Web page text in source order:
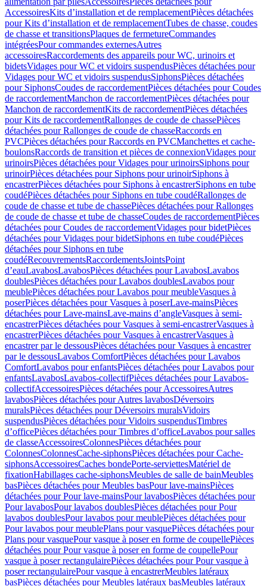
AccessoiresKits d’installation et de remplacementPièces détachées
pour Kits d’installation et de remplacementTubes de chasse, coudes
de chasse et transitionsPlaques de fermetureCommandes
intégréesPour commandes externesAutres
accessoiresRaccordements des appareils pour WC, urinoirs et
bidetsVidages pour WC et vidoirs suspendusPièces détachées pour
Vidages pour WC et vidoirs suspendusSiphonsPièces détachées
pour SiphonsCoudes de raccordementPièces détachées pour Coudes
de raccordementManchon de raccordementPièces détachées pour
Manchon de raccordementKits de raccordementPièces détachées
pour Kits de raccordementRallonges de coude de chassePièces
détachées pour Rallonges de coude de chasseRaccords en
PVCPièces détachées pour Raccords en PVCManchettes et cache-
boulonsRaccords de transition et pièces de connexionVidages pour
urinoirsPièces détachées pour Vidages pour urinoirsSiphons pour
urinoirPièces détachées pour Siphons pour urinoirSiphons à
encastrerPièces détachées pour Siphons à encastrerSiphons en tube
coudéPièces détachées pour Siphons en tube coudéRallonges de
coude de chasse et tube de chassePièces détachées pour Rallonges
de coude de chasse et tube de chasseCoudes de raccordementPièces
détachées pour Coudes de raccordementVidages pour bidetPièces
détachées pour Vidages pour bidetSiphons en tube coudéPièces
détachées pour Siphons en tube
coudéRecouvrementsRaccordementsJointsPoint
d’eauLavabosLavabosPièces détachées pour LavabosLavabos
doublesPièces détachées pour Lavabos doublesLavabos pour
meublePièces détachées pour Lavabos pour meubleVasques à
poserPièces détachées pour Vasques à poserLave-mainsPièces
détachées pour Lave-mainsLave-mains d’angleVasques à semi-
encastrerPièces détachées pour Vasques à semi-encastrerVasques à
encastrerPièces détachées pour Vasques à encastrerVasques à
encastrer par le dessousPièces détachées pour Vasques à encastrer
par le dessousLavabos ComfortPièces détachées pour Lavabos
ComfortLavabos pour enfantsPièces détachées pour Lavabos pour
enfantsLavabosLavabos-collectifPièces détachées pour Lavabos-
collectifAccessoiresPièces détachées pour AccessoiresAutres
lavabosPièces détachées pour Autres lavabosDéversoirs
muralsPièces détachées pour Déversoirs muralsVidoirs
suspendusPièces détachées pour Vidoirs suspendusTimbres
dʼofficePièces détachées pour Timbres dʼofficeLavabos pour salles
de classeAccessoiresColonnesPièces détachées pour
ColonnesColonnesCache-siphonsPièces détachées pour Cache-
siphonsAccessoiresCaches bondePorte-serviettesMatériel de
fixationHabillages cache-siphonsMeubles de salle de bainMeubles
basPièces détachées pour Meubles basPour lave-mainsPièces
détachées pour Pour lave-mainsPour lavabosPièces détachées pour
Pour lavabosPour lavabos doublesPièces détachées pour Pour
lavabos doublesPour lavabos pour meublePièces détachées pour
Pour lavabos pour meublePlans pour vasquePièces détachées pour
Plans pour vasquePour vasque à poser en forme de coupellePièces
détachées pour Pour vasque à poser en forme de coupellePour
vasque à poser rectangulairePièces détachées pour Pour vasque à
poser rectangulairePour vasque à encastrerMeubles latéraux
basPièces détachées pour Meubles latéraux basMeubles latéraux